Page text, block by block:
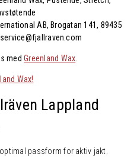
AB, Brogatan 141, 89435
medGreenland Wax
Wax!
Lappland
optimal passform for aktiv jakt.